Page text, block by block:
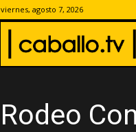
viernes, agosto 7, 2026
Rodeo